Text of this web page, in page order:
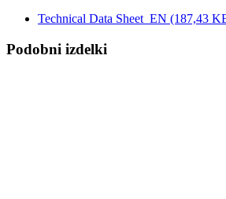
Technical Data Sheet_EN (187,43
Podobni izdelki